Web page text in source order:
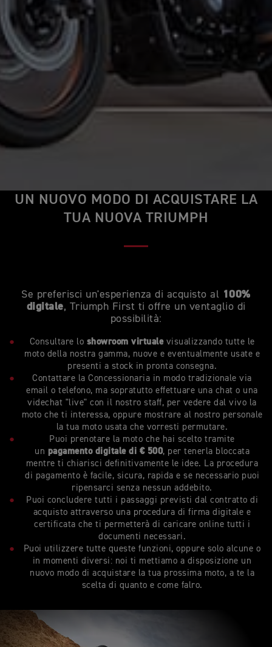
UN NUOVO MODO DI ACQUISTARE LA
TUA NUOVA TRIUMPH
Se preferisci un'esperienza di acquisto al 100%
digitale, Triumph First ti offre un ventaglio di
possibilità:
Consultare lo showroom virtualevisualizzando tutte le
moto della nostra gamma, nuove e eventualmente usate e
presenti a stock in pronta consegna.
Contattare la Concessionaria in modo tradizionale via
email o telefono, ma sopratutto effettuare una chat o una
videchat "live" con il nostro staff, per vedere dal vivo la
moto che ti interessa, oppure mostrare al nostro personale
la tua moto usata che vorresti permutare.
Puoi prenotare la moto che hai scelto tramite
un pagamento digitale di € 500, per tenerla bloccata
mentre ti chiarisci definitivamente le idee. La procedura
di pagamento è facile, sicura, rapida e se necessario puoi
ripensarci senza nessun addebito.
Puoi concludere tutti i passaggi previsti dal contratto di
acquisto attraverso una procedura di firma digitale e
certificata che ti permetterà di caricare online tutti i
documenti necessari.
Puoi utilizzere tutte queste funzioni, oppure solo alcune o
in momenti diversi: noi ti mettiamo a disposizione un
nuovo modo di acquistare la tua prossima moto, a te la
scelta di quanto e come falro.